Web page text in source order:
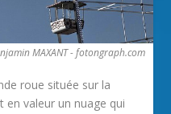
MAXANT - fotongraph.com
roue située sur la
en valeur un nuage qui